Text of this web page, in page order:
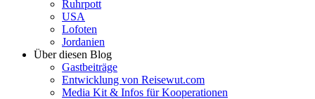
Ruhrpott
USA
Lofoten
Jordanien
Über diesen Blog
Gastbeiträge
Entwicklung von Reisewut.com
Media Kit & Infos für Kooperationen